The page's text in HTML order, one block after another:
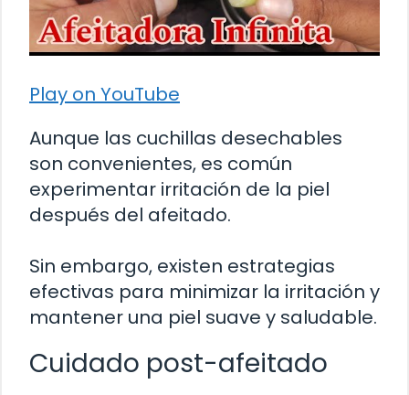
Play on YouTube
Aunque las cuchillas desechables
son convenientes, es común
experimentar irritación de la piel
después del afeitado.
Sin embargo, existen estrategias
efectivas para minimizar la irritación y
mantener una piel suave y saludable.
Cuidado post-afeitado